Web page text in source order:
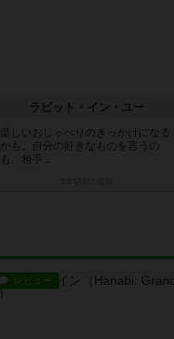
ラビット・イン・ユー
楽しいおしゃべりのきっかけになる
かも。自分の好きなものを言うの
も、相手...
レビュー